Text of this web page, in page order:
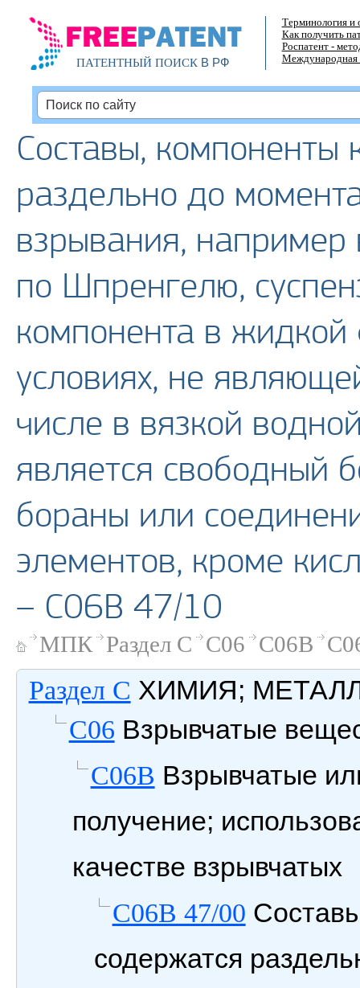
ПАТЕНТНЫЙ ПОИСКВ РФ
Терминология и
Как получить
Роспатент -
Международная
Составы, компоненты
раздельно до
взрывания,
по Шпренгелю,
компонента в
условиях, не
числе в вязкой
является свободный
бораны или
элементов, кроме
– C06B 47/10
МПК Раздел C C06 C06B
Раздел C ХИМИЯ;
C06 Взрывчатые
C06B Взрывчатые
получение;
качестве взрывчатых
C06B 47/00
содержатся